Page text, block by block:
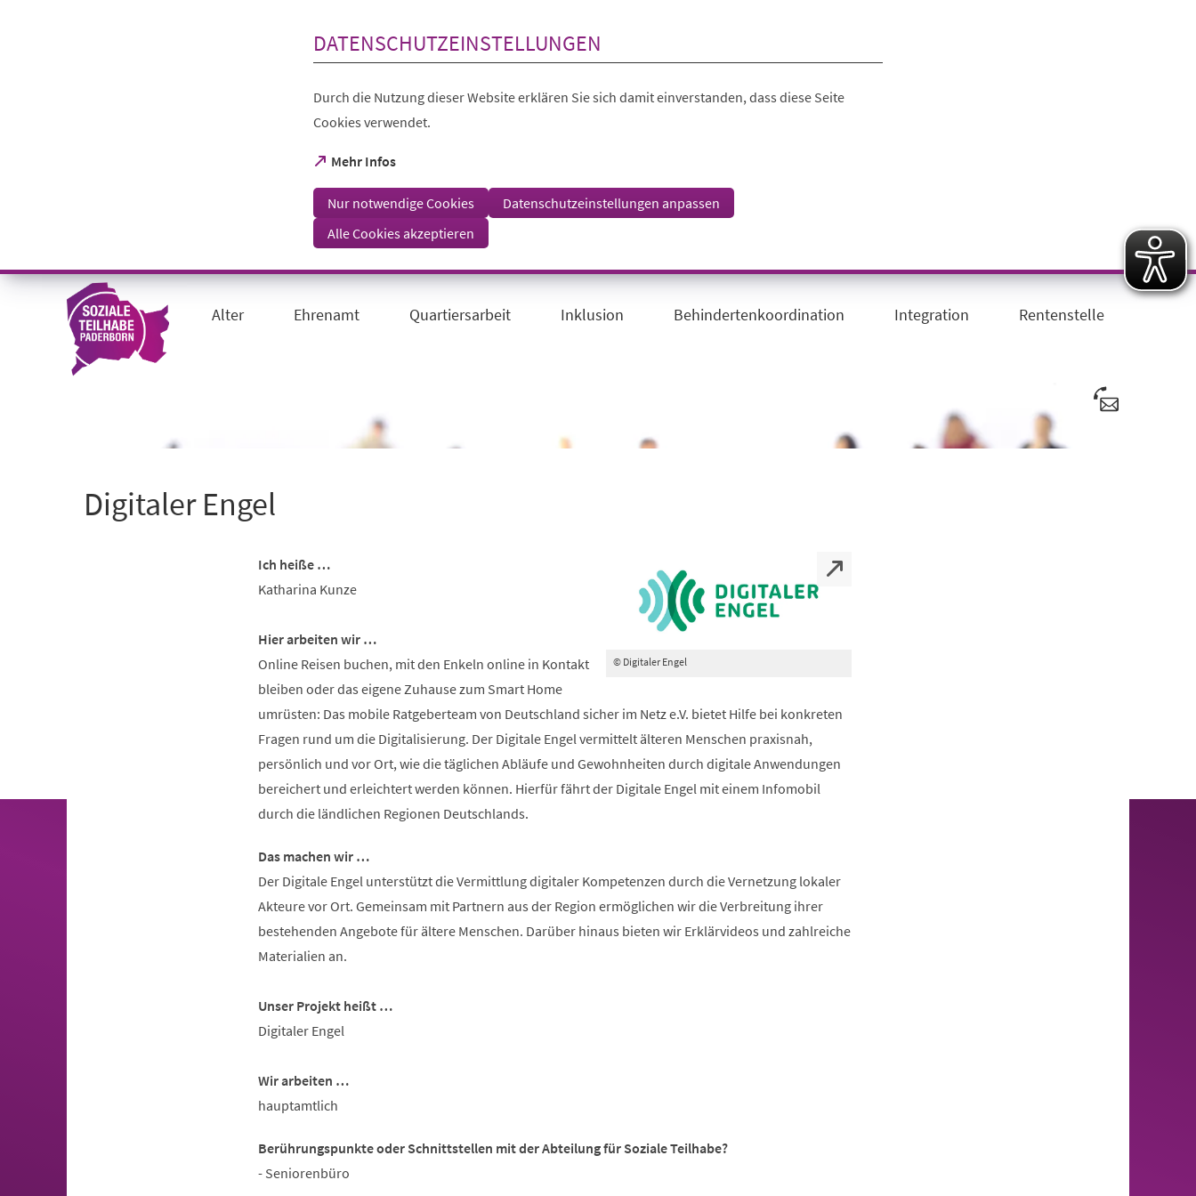
Visuelle
Assistenzsoftware
DATENSCHUTZEINSTELLUNGEN
Durch die Nutzung dieser Website erklären Sie sich damit einverstanden, dass diese Seite
Cookies verwendet.
Mehr Infos
(Öffnet
einem
neuen
Tab)
Nur notwendige Cookies
Datenschutzeinstellungen anpassen
Alle Cookies akzeptieren
Alter Ehrenamt Quartiersarbeit Inklusion Behindertenkoordination Integration Rentenstelle
Digitaler Engel
© Digitaler Engel
Ich heiße …
Katharina Kunze
Hier arbeiten wir …
Online Reisen buchen, mit den Enkeln online in Kontakt
bleiben oder das eigene Zuhause zum Smart Home
umrüsten: Das mobile Ratgeberteam von Deutschland sicher im Netz e.V. bietet Hilfe bei konkreten
Fragen rund um die Digitalisierung. Der Digitale Engel vermittelt älteren Menschen praxisnah,
persönlich und vor Ort, wie die täglichen Abläufe und Gewohnheiten durch digitale Anwendungen
bereichert und erleichtert werden können. Hierfür fährt der Digitale Engel mit einem Infomobil
durch die ländlichen Regionen Deutschlands.
Das machen wir …
Der Digitale Engel unterstützt die Vermittlung digitaler Kompetenzen durch die Vernetzung lokaler
Akteure vor Ort. Gemeinsam mit Partnern aus der Region ermöglichen wir die Verbreitung ihrer
bestehenden Angebote für ältere Menschen. Darüber hinaus bieten wir Erklärvideos und zahlreiche
Materialien an.
Unser Projekt heißt …
Digitaler Engel
Wir arbeiten …
hauptamtlich
Berührungspunkte oder Schnittstellen mit der Abteilung für Soziale Teilhabe?
- Seniorenbüro